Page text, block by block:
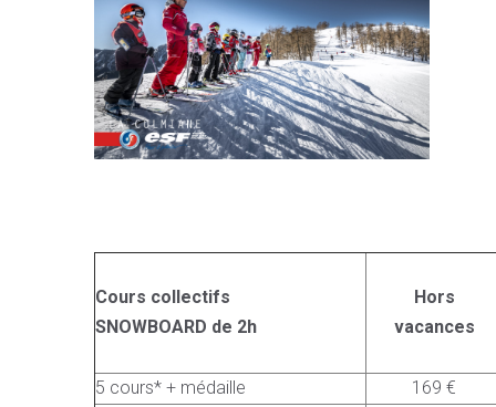
Cours collectifs
SNOWBOARD de 2h
Hors
vacances
5 cours* + médaille
169 €